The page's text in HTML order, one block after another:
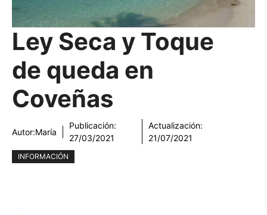
Ley Seca y Toque
de queda en
Coveñas
Autor:María
Publicación:
27/03/2021
Actualización:
21/07/2021
INFORMACIÓN